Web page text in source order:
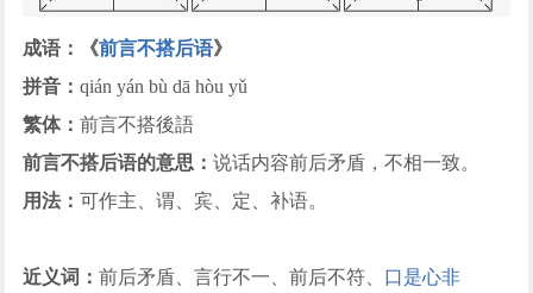
成语：《前言不搭后语》
拼音：qián yán bù dā hòu yǔ
繁体：前言不搭後語
前言不搭后语的意思：说话内容前后矛盾，不相一致。
用法：可作主、谓、宾、定、补语。
近义词：前后矛盾、言行不一、前后不符、 口是心非